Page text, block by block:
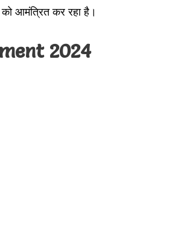
आमंत्रित कर रहा है।
2024